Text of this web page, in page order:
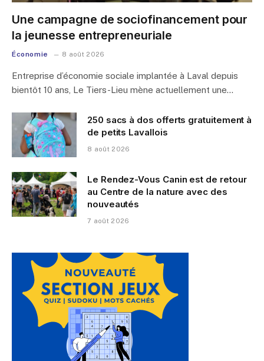
Une campagne de sociofinancement pour
la jeunesse entrepreneuriale
Économie 8 août 2026
Entreprise d’économie sociale implantée à Laval depuis
bientôt 10 ans, Le Tiers-Lieu mène actuellement une…
250 sacs à dos offerts gratuitement à
de petits Lavallois
8 août 2026
Le Rendez-Vous Canin est de retour
au Centre de la nature avec des
nouveautés
7 août 2026